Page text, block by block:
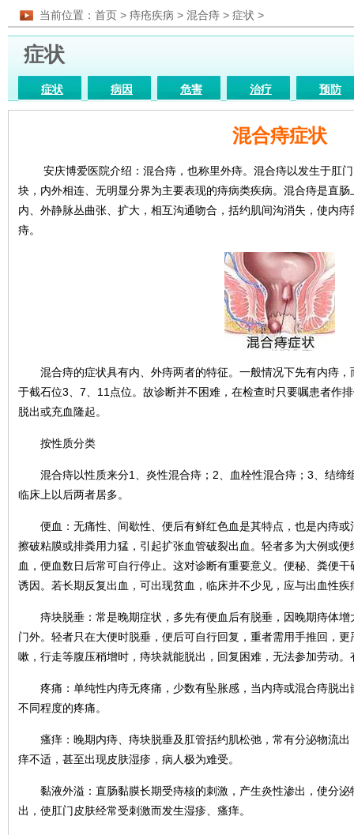
当前位置： 首页 > 痔疮疾病 > 混合痔 > 症状 >
症状
症状 病因 危害 治疗 预防
混合痔症状
安庆博爱医院介绍：混合痔，也称里外痔。混合痔以发生于肛门
块，内外相连、无明显分界为主要表现的痔病类疾病。混合痔是直
内、外静脉丛曲张、扩大，相互沟通吻合，括约肌间沟消失，使内
痔。
混合痔的症状具有内、外痔两者的特征。一般情况下先有内痔，
于截石位3、7、11点位。故诊断并不困难，在检查时只要嘱患者作
脱出或充血隆起。
按性质分类
混合痔以性质来分1、炎性混合痔；2、血栓性混合痔；3、结缔
临床上以后两者居多。
便血：无痛性、间歇性、便后有鲜红色血是其特点，也是内痔或
擦破粘膜或排粪用力猛，引起扩张血管破裂出血。轻者多为大例或
血，便血数日后常可自行停止。这对诊断有重要意义。便秘、粪便
诱因。若长期反复出血，可出现贫血，临床并不少见，应与出血性疾
痔块脱垂：常是晚期症状，多先有便血后有脱垂，因晚期痔体增
门外。轻者只在大便时脱垂，便后可自行回复，重者需用手推回，
嗽，行走等腹压稍增时，痔块就能脱出，回复困难，无法参加劳动
疼痛：单纯性内痔无疼痛，少数有坠胀感，当内痔或混合痔脱出
不同程度的疼痛。
瘙痒：晚期内痔、痔块脱垂及肛管括约肌松弛，常有分泌物流出
痒不适，甚至出现皮肤湿疹，病人极为难受。
黏液外溢：直肠黏膜长期受痔核的刺激，产生炎性渗出，使分泌
出，使肛门皮肤经常受刺激而发生湿疹、瘙痒。